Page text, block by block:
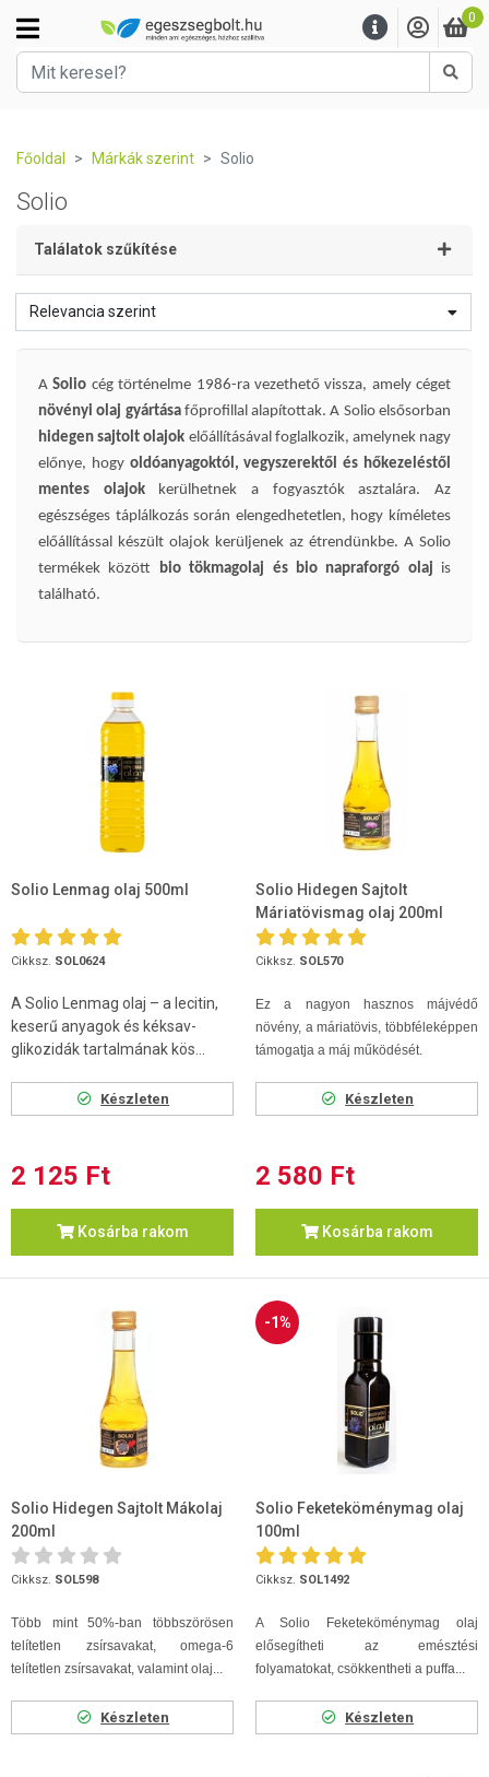
0
Főoldal Márkák szerint Solio
Solio
Találatok szűkítése
Relevancia szerint
ASolio cég történelme 1986-ra vezethető vissza, amely céget
növényi olaj gyártása főprofillal alapítottak. A Solio elsősorban
hidegen sajtolt olajok előállításával foglalkozik, amelynek nagy
előnye, hogy oldóanyagoktól, vegyszerektől és hőkezeléstől
mentes olajokkerülhetnek a fogyasztók asztalára.Az
egészséges táplálkozás során elengedhetetlen, hogy kíméletes
előállítással készült olajok kerüljenek az étrendünkbe. A Solio
termékek között bio tökmagolaj és bio napraforgó olaj is
található.
Solio Lenmag olaj 500ml
Cikksz. SOL0624
A Solio Lenmag olaj – a lecitin,
keserű anyagok és kéksav-
glikozidák tartalmának kös...
Készleten
2 125 Ft
Kosárba rakom
Solio Hidegen Sajtolt
Máriatövismag olaj 200ml
Cikksz. SOL570
Ez a nagyon hasznos májvédő
növény, a máriatövis, többféleképpen
támogatja a máj működését.
Készleten
2 580 Ft
Kosárba rakom
Solio Hidegen Sajtolt Mákolaj
200ml
Cikksz. SOL598
Több mint 50%-ban többszörösen
telítetlen zsírsavakat, omega-6
telítetlen zsírsavakat, valamint olaj...
Készleten
-1%
Solio Feketeköménymag olaj
100ml
Cikksz. SOL1492
A Solio Feketeköménymag olaj
elősegítheti az emésztési
folyamatokat, csökkentheti a puffa...
Készleten